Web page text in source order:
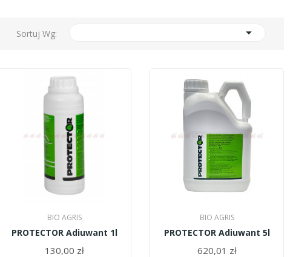
Sortuj Wg: 
BIO AGRIS
PROTECTOR Adiuwant 1l
130,00 zł
BIO AGRIS
PROTECTOR Adiuwant 5l
620,01 zł